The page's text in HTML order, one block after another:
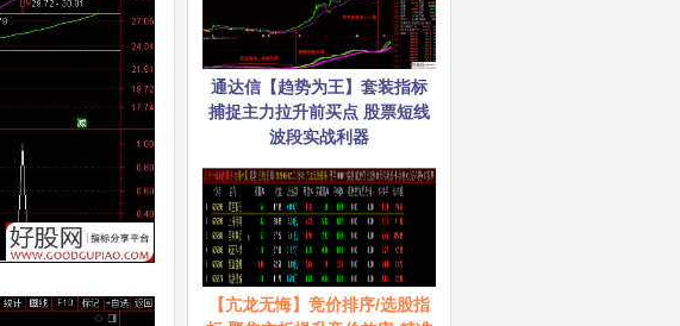
通达信【趋势为王】套装指标
捕捉主力拉升前买点 股票短线
波段实战利器
【亢龙无悔】竞价排序/选股指